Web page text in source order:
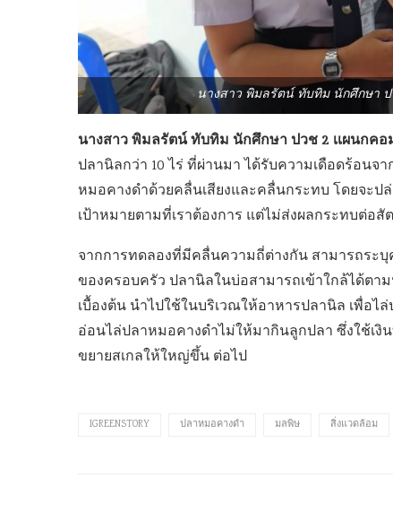
นางสาว พิมลรัตน์ ทับทิม นักศึกษา ป
นางสาว พิมลรัตน์ ทับทิม นักศึกษา ปวช 2 เเผนกค
ปลานิลกว่า 10 ไร่ ที่ผ่านมา ได้รับความเดือดร้อน
หมอคางดำด้วยคลื่นเสียงและคลื่นกระทบ โดยจะ
เป้าหมายตามที่เราต้องการ แต่ไม่ส่งผลกระทบต่อสัต
จากการทดลองที่มีคลื่นความถี่ต่างกัน สามารถระ
ของครอบครัว ปลานิลในบ่อสามารถเข้าใกล้ได้ตา
เบื้องต้น นำไปใช้ในบริเวณให้อาหารปลานิล เพื่อ
อ่อนไล่ปลาหมอคางดำไม่ให้มากินลูกปลา ซึ่งใช้เงิ
ขยายสเกลให้ใหญ่ขึ้น ต่อไป
IGREENSTORY ปลาหมอคางดำ มลพิษ สิ่งแวดล้อม